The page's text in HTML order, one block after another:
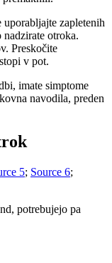
zapletenih
otroka.
Preskočite
v pot.
imate simptome
navodila, preden
5; Source 6;
potrebujejo pa